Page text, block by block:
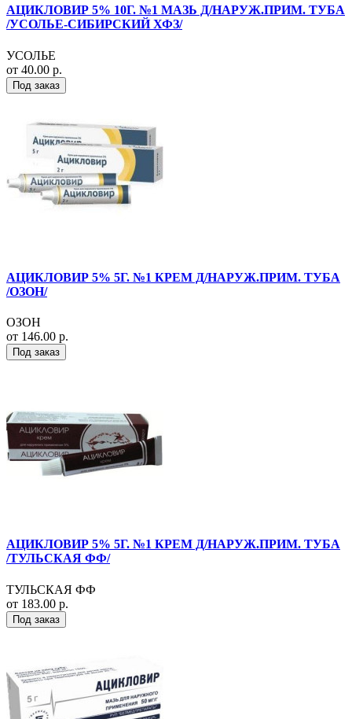
АЦИКЛОВИР 5% 10Г. №1 МАЗЬ Д/НАРУЖ.ПРИМ. ТУБА
/УСОЛЬЕ-СИБИРСКИЙ ХФЗ/
УСОЛЬЕ
от 40.00 р.
Под заказ
АЦИКЛОВИР 5% 5Г. №1 КРЕМ Д/НАРУЖ.ПРИМ. ТУБА
/ОЗОН/
ОЗОН
от 146.00 р.
Под заказ
АЦИКЛОВИР 5% 5Г. №1 КРЕМ Д/НАРУЖ.ПРИМ. ТУБА
/ТУЛЬСКАЯ ФФ/
ТУЛЬСКАЯ ФФ
от 183.00 р.
Под заказ